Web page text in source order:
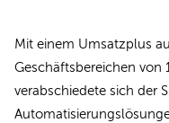
Mit einem Umsatzplus
Geschäftsbereichen von
verabschiedete sich der